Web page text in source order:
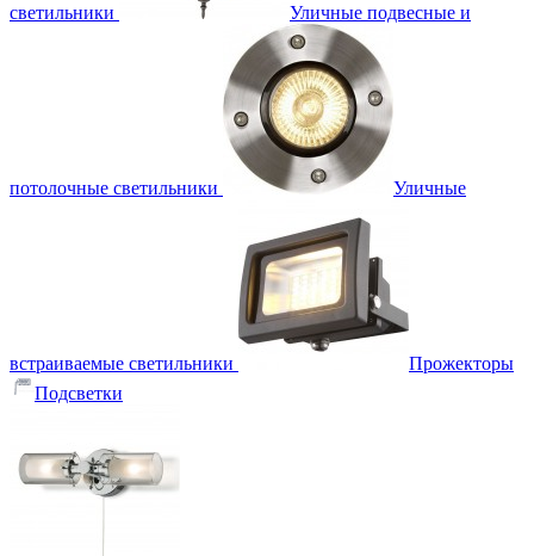
светильники Уличные подвесные и
потолочные светильники Уличные
встраиваемые светильники
Прожекторы
Подсветки